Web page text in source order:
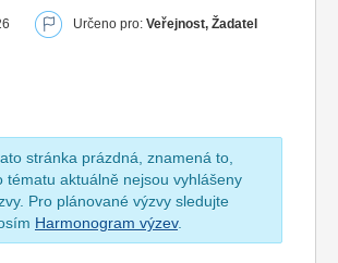
Určeno pro: Veřejnost, Žadatel
stránka prázdná, znamená to,
tématu aktuálně nejsou vyhlášeny
Pro plánované výzvy sledujte
Harmonogram výzev.